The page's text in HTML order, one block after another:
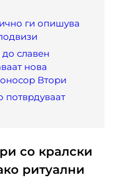
ги опишува
славен
нова
Втори
потврдуваат
со кралски
ритуални